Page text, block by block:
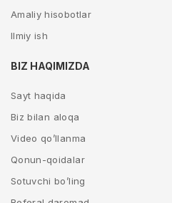
Amaliy hisobotlar
Ilmiy ish
BIZ HAQIMIZDA
Sayt haqida
Biz bilan aloqa
Video qo’llanma
Qonun-qoidalar
Sotuvchi bo’ling